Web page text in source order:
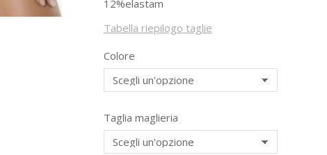
12%elastam
Tabella riepilogo taglie
Colore
Taglia maglieria